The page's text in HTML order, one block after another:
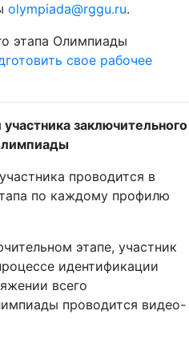
olympiada@rggu.ru.
этапа Олимпиады
свое рабочее
заключительного
проводится в
по каждому профилю
этапе, участник
идентификации
всего
проводится видео-